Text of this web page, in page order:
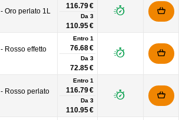
Oro perlato 1L
116.79 €
Da 3
110.95 €
Rosso effetto
Entro 1
76.68 €
Da 3
72.85 €
Rosso perlato
Entro 1
116.79 €
Da 3
110.95 €